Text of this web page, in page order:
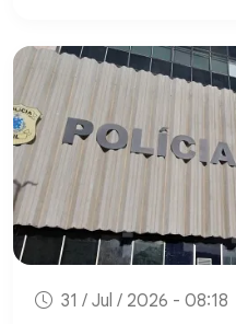
31 / Jul / 2026 - 08:18